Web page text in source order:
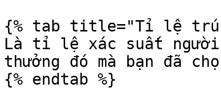
{% tab title="Tỉ lệ
Là tỉ lệ xác suất người
thưởng đó mà bạn đã
{% endtab %}